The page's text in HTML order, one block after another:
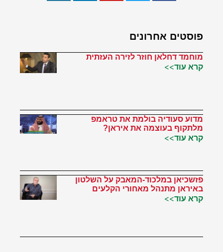
פוסטים אחרונים
מוחמד דחלאן חוזר לזירה העזתית
קרא עוד>>
מדוע סעודיה בולמת את טראמפ
מלתקוף בעוצמה את איראן?
קרא עוד>>
פזשכיאן במלכוד-המאבק על השלטון
באיראן מתנהל מאחורי הקלעים
קרא עוד>>